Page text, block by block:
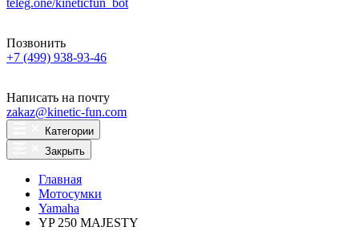
teleg.one/kineticfun_bot
Позвонить
+7 (499) 938-93-46
Написать на почту
zakaz@kinetic-fun.com
Категории
Закрыть
Главная
Мотосумки
Yamaha
YP 250 MAJESTY